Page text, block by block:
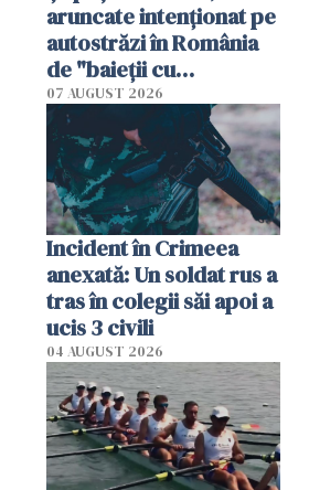
aruncate intenționat pe
autostrăzi în România
de "baieții cu
platforme": "Mi-au
cerut 1200 lei să mă
tracteze"
07 AUGUST 2026
Incident în Crimeea
anexată: Un soldat rus a
tras în colegii săi apoi a
ucis 3 civili
04 AUGUST 2026